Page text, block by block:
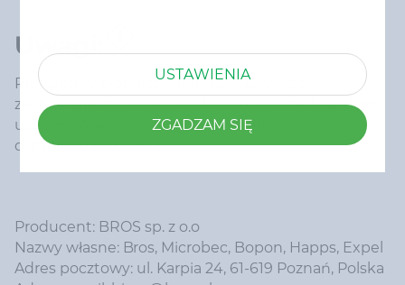
Uwagi:
Produktów biobójczych należy używać z
zachowaniem środków ostrożności. Przed każdym
użyciem należy przeczytać etykietę i informację
dotyczące produktu.
Producent: BROS sp. z o.o
Nazwy własne: Bros, Microbec, Bopon, Happs, Expel
Adres pocztowy: ul. Karpia 24, 61-619 Poznań, Polska
USTAWIENIA
ZGADZAM SIĘ